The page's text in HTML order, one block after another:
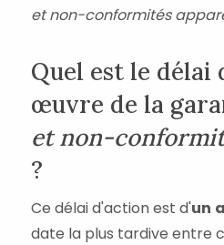
et non-conformités
Quel est le délai
œuvre de la
et non-
?
Ce délai d'action est d'un
date la plus tardive entre